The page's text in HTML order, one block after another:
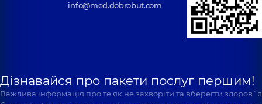
info@med.dobrobut.com
Дізнавайся про пакети послуг першим!
Важлива інформація про те як не захворіти та вберегти